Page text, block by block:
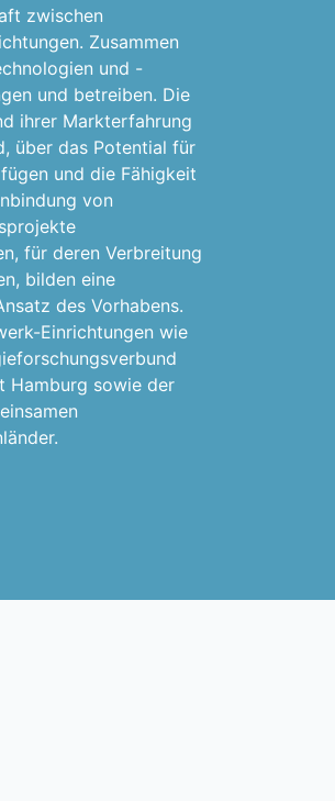
zwischen
Zusammen
und -
und betreiben. Die
ihrer Markterfahrung
über das Potential für
und die Fähigkeit
von
für deren Verbreitung
bilden eine
des Vorhabens.
Einrichtungen wie
Hamburg sowie der